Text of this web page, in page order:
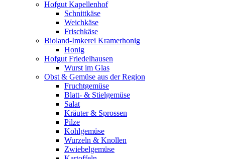
Hofgut Kapellenhof
Schnittkäse
Weichkäse
Frischkäse
Bioland-Imkerei Kramerhonig
Honig
Hofgut Friedelhausen
Wurst im Glas
Obst & Gemüse aus der Region
Fruchtgemüse
Blatt- & Stielgemüse
Salat
Kräuter & Sprossen
Pilze
Kohlgemüse
Wurzeln & Knollen
Zwiebelgemüse